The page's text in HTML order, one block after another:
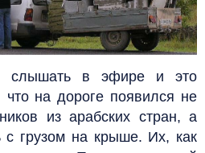
слышать в эфире и это
что на дороге появился не
из арабских стран, а
с грузом на крыше. Их, как